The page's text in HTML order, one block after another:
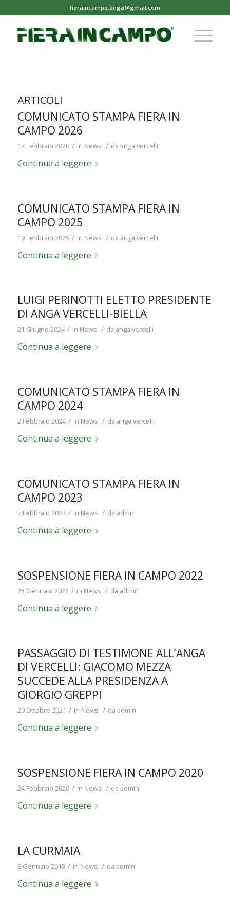
fieraincampo.anga@gmail.com
ARTICOLI
COMUNICATO STAMPA FIERA IN
CAMPO 2026
17 Febbraio 2026 / in News / da anga vercelli
Continua a leggere
COMUNICATO STAMPA FIERA IN
CAMPO 2025
19 Febbraio 2025 / in News / da anga vercelli
Continua a leggere
LUIGI PERINOTTI ELETTO PRESIDENTE
DI ANGA VERCELLI-BIELLA
21 Giugno 2024 / in News / da anga vercelli
Continua a leggere
COMUNICATO STAMPA FIERA IN
CAMPO 2024
2 Febbraio 2024 / in News / da anga vercelli
Continua a leggere
COMUNICATO STAMPA FIERA IN
CAMPO 2023
7 Febbraio 2023 / in News / da admin
Continua a leggere
SOSPENSIONE FIERA IN CAMPO 2022
25 Gennaio 2022 / in News / da admin
Continua a leggere
PASSAGGIO DI TESTIMONE ALL’ANGA
DI VERCELLI: GIACOMO MEZZA
SUCCEDE ALLA PRESIDENZA A
GIORGIO GREPPI
29 Ottobre 2021 / in News / da admin
Continua a leggere
SOSPENSIONE FIERA IN CAMPO 2020
24 Febbraio 2020 / in News / da admin
Continua a leggere
LA CURMAIA
8 Gennaio 2018 / in News / da admin
Continua a leggere